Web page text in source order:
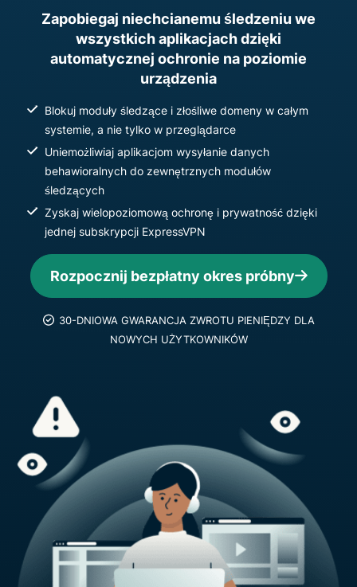
Zapobiegaj niechcianemu śledzeniu we
wszystkich aplikacjach dzięki
automatycznej ochronie na poziomie
urządzenia
Blokuj moduły śledzące i złośliwe domeny w całym
systemie, a nie tylko w przeglądarce
Uniemożliwiaj aplikacjom wysyłanie danych
behawioralnych do zewnętrznych modułów
śledzących
Zyskaj wielopoziomową ochronę i prywatność dzięki
jednej subskrypcji ExpressVPN
Rozpocznij bezpłatny okres próbny
30-DNIOWA GWARANCJA ZWROTU PIENIĘDZY DLA
NOWYCH UŻYTKOWNIKÓW